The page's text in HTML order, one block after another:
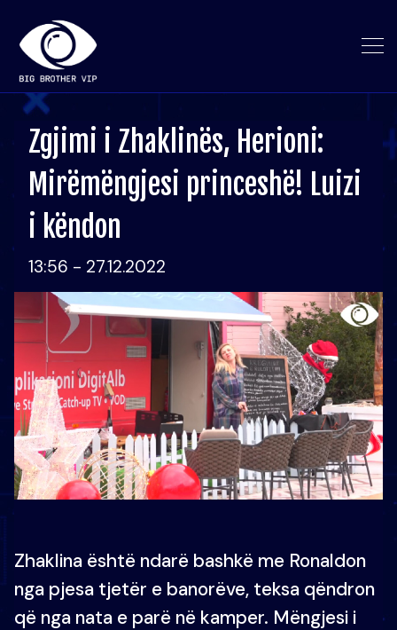
Zgjimi i Zhaklinës, Herioni:
Mirëmëngjesi princeshë! Luizi
i këndon
13:56 - 27.12.2022
Zhaklina është ndarë bashkë me Ronaldon
nga pjesa tjetër e banorëve, teksa qëndron
që nga nata e parë në kamper. Mëngjesi i